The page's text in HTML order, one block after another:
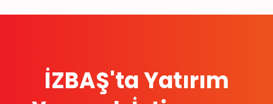
İZBAŞ'ta Yatırım